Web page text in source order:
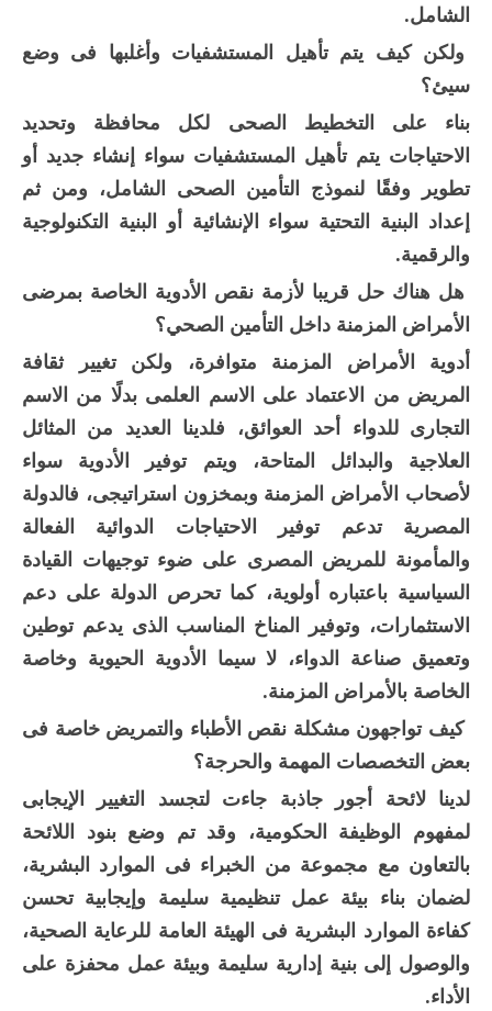
الشامل.
ولكن كيف يتم تأهيل المستشفيات وأغلبها فى وضع
سيئ؟
بناء على التخطيط الصحى لكل محافظة وتحديد
الاحتياجات يتم تأهيل المستشفيات سواء إنشاء جديد أو
تطوير وفقًا لنموذج التأمين الصحى الشامل، ومن ثم
إعداد البنية التحتية سواء الإنشائية أو البنية التكنولوجية
والرقمية.
هل هناك حل قريبا لأزمة نقص الأدوية الخاصة بمرضى
الأمراض المزمنة داخل التأمين الصحي؟
أدوية الأمراض المزمنة متوافرة، ولكن تغيير ثقافة
المريض من الاعتماد على الاسم العلمى بدلًا من الاسم
التجارى للدواء أحد العوائق، فلدينا العديد من المثائل
العلاجية والبدائل المتاحة، ويتم توفير الأدوية سواء
لأصحاب الأمراض المزمنة وبمخزون استراتيجى، فالدولة
المصرية تدعم توفير الاحتياجات الدوائية الفعالة
والمأمونة للمريض المصرى على ضوء توجيهات القيادة
السياسية باعتباره أولوية، كما تحرص الدولة على دعم
الاستثمارات، وتوفير المناخ المناسب الذى يدعم توطين
وتعميق صناعة الدواء، لا سيما الأدوية الحيوية وخاصة
الخاصة بالأمراض المزمنة.
كيف تواجهون مشكلة نقص الأطباء والتمريض خاصة فى
بعض التخصصات المهمة والحرجة؟
لدينا لائحة أجور جاذبة جاءت لتجسد التغيير الإيجابى
لمفهوم الوظيفة الحكومية، وقد تم وضع بنود اللائحة
بالتعاون مع مجموعة من الخبراء فى الموارد البشرية،
لضمان بناء بيئة عمل تنظيمية سليمة وإيجابية تحسن
كفاءة الموارد البشرية فى الهيئة العامة للرعاية الصحية،
والوصول إلى بنية إدارية سليمة وبيئة عمل محفزة على
الأداء.